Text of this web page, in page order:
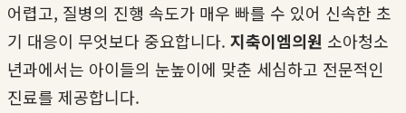
어렵고, 질병의 진행 속도가 매우 빠를 수 있어 신속한 초
기 대응이 무엇보다 중요합니다. 지축이엠의원 소아청소
년과에서는 아이들의 눈높이에 맞춘 세심하고 전문적인
진료를 제공합니다.